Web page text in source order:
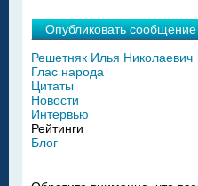
Опубликовать сообщение
Решетняк Илья Николаевич
Глас народа
Цитаты
Новости
Интервью
Рейтинги
Блог